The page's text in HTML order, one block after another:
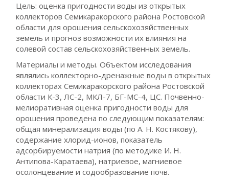
Цель: оценка пригодности воды из открытых
коллекторов Семикаракорского района Ростовской
области для орошения сельскохозяйственных
земель и прогноз возможности их влияния на
солевой состав сельскохозяйственных земель.
Материалы и методы. Объектом исследования
являлись коллекторно-дренажные воды в открытых
коллекторах Семикаракорского района Ростовской
области К-3, ЛС-2, МКЛ-7, БГ-МС-4, ЦС. Почвенно-
мелиоративная оценка пригодности воды для
орошения проведена по следующим показателям:
общая минерализация воды (по А. Н. Костякову),
содержание хлорид-ионов, показатель
адсорбируемости натрия (по методике И. Н.
Антипова-Каратаева), натриевое, магниевое
осолонцевание и содообразование почв.